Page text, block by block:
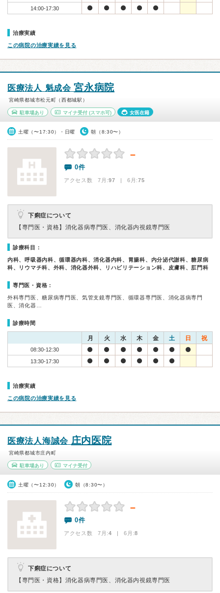
14:00-17:30
治療実績
この病院の治療実績を見る
医療法人 魁成会宮永病院
宮崎県都城市松元町（西都城駅）
駐車場あり マイナ受付(スマホ可) 女医在籍
土曜（〜17:30）・日曜 朝（8:30〜）
－
0件
アクセス数 7月:97 | 6月:75
下痢症について
【専門医・資格】 消化器病専門医、消化器内視鏡専門医
診療科目：
内科、呼吸器内科、循環器内科、消化器内科、胃腸科、内分泌代謝科、糖尿病
科、リウマチ科、外科、消化器外科、リハビリテーション科、皮膚科、肛門科
専門医・資格：
外科専門医、糖尿病専門医、気管支鏡専門医、循環器専門医、消化器病専門
医、消化器…
診療時間
月 火 水 木 金 土 日 祝
08:30-12:30
13:30-17:30
治療実績
この病院の治療実績を見る
医療法人海誠会 庄内医院
宮崎県都城市庄内町
駐車場あり マイナ受付
土曜（〜12:30） 朝（8:30〜）
－
0件
アクセス数 7月:4 | 6月:8
下痢症について
【専門医・資格】 消化器病専門医、消化器内視鏡専門医